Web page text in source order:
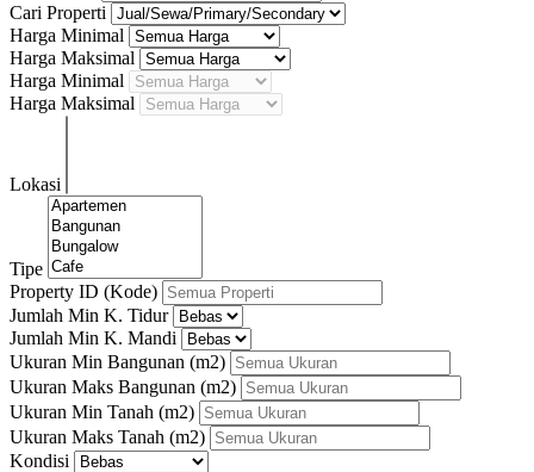
Cari Properti
Harga Minimal
Harga Maksimal
Harga Minimal
Harga Maksimal
Lokasi
Tipe
Property ID (Kode)
Jumlah Min K. Tidur
Jumlah Min K. Mandi
Ukuran Min Bangunan (m2)
Ukuran Maks Bangunan (m2)
Ukuran Min Tanah (m2)
Ukuran Maks Tanah (m2)
Kondisi